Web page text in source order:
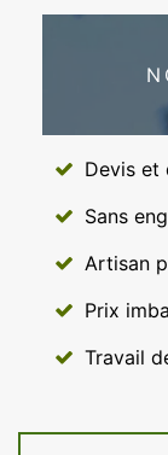
Devis et
Sans
Artisan
Prix
Travail